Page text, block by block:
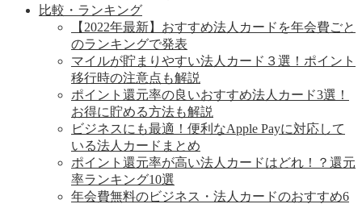
比較・ランキング
【2022年最新】おすすめ法人カードを年会費ごと
のランキングで発表
マイルが貯まりやすい法人カード３選！ポイント
移行時の注意点も解説
ポイント還元率の良いおすすめ法人カード3選！
お得に貯める方法も解説
ビジネスにも最適！便利なApple Payに対応して
いる法人カードまとめ
ポイント還元率が高い法人カードはどれ！？還元
率ランキング10選
年会費無料のビジネス・法人カードのおすすめ6